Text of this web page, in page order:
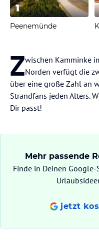
1
Peenemünde
Zwischen Kamminke
Norden verfügt die
über eine große Zahl an
Strandfans jeden Alters.
Dir passt!
Mehr passende
Finde in Deinen
jetzt